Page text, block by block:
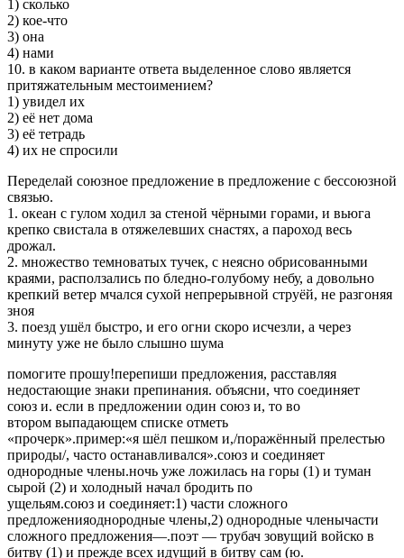
1) сколько
2) кое-что
3) она
4) нами
10. в каком варианте ответа выделенное слово является
притяжательным местоимением?
1) увидел их
2) её нет дома
3) её тетрадь
4) их не спросили
Переделай союзное предложение в предложение с бессоюзной
связью.
1. океан с гулом ходил за стеной чёрными горами, и вьюга
крепко свистала в отяжелевших снастях, а пароход весь
дрожал.
2. множество темноватых тучек, с неясно обрисованными
краями, расползались по бледно-голубому небу, а довольно
крепкий ветер мчался сухой непрерывной струёй, не разгоняя
зноя
3. поезд ушёл быстро, и его огни скоро исчезли, а через
минуту уже не было слышно шума
помогите прошу!перепиши предложения, расставляя
недостающие знаки препинания. объясни, что соединяет
союз и. если в предложении один союз и, то во
втором выпадающем списке отметь
«прочерк».пример:«я шёл пешком и,/поражённый прелестью
природы/, часто останавливался».союз и соединяет
однородные члены.ночь уже ложилась на горы (1) и туман
сырой (2) и холодный начал бродить по
ущельям.союз и соединяет:1) части сложного
предложенияоднородные члены,2) однородные членычасти
сложного предложения—.поэт — трубач зовущий войско в
битву (1) и прежде всех идущий в битву сам (ю.